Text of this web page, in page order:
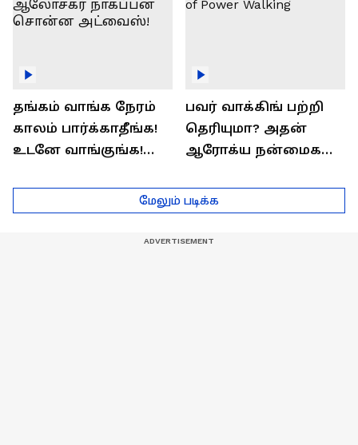
தங்கம் வாங்க நேரம்
காலம் பார்க்காதீங்க!
உடனே வாங்குங்க!
ஆலோசகர் நாகப்பன்
சொன்ன அட்வைஸ்!
பவர் வாக்கிங் பற்றி
தெரியுமா? அதன்
ஆரோக்ய நன்மைகள்
of Power Walking
மேலும் படிக்க